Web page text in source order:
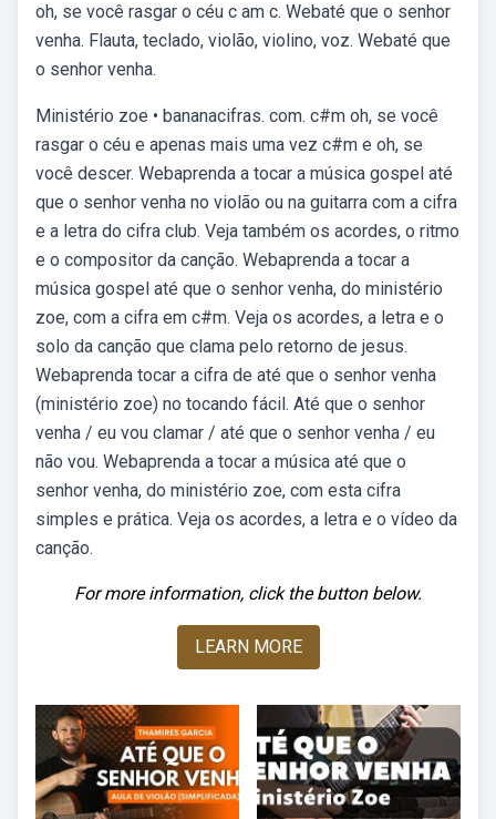
oh, se você rasgar o céu c am c. Webaté que o senhor
venha. Flauta, teclado, violão, violino, voz. Webaté que
o senhor venha.
Ministério zoe • bananacifras. com. c#m oh, se você
rasgar o céu e apenas mais uma vez c#m e oh, se
você descer. Webaprenda a tocar a música gospel até
que o senhor venha no violão ou na guitarra com a cifra
e a letra do cifra club. Veja também os acordes, o ritmo
e o compositor da canção. Webaprenda a tocar a
música gospel até que o senhor venha, do ministério
zoe, com a cifra em c#m. Veja os acordes, a letra e o
solo da canção que clama pelo retorno de jesus.
Webaprenda tocar a cifra de até que o senhor venha
(ministério zoe) no tocando fácil. Até que o senhor
venha / eu vou clamar / até que o senhor venha / eu
não vou. Webaprenda a tocar a música até que o
senhor venha, do ministério zoe, com esta cifra
simples e prática. Veja os acordes, a letra e o vídeo da
canção.
For more information, click the button below.
LEARN MORE